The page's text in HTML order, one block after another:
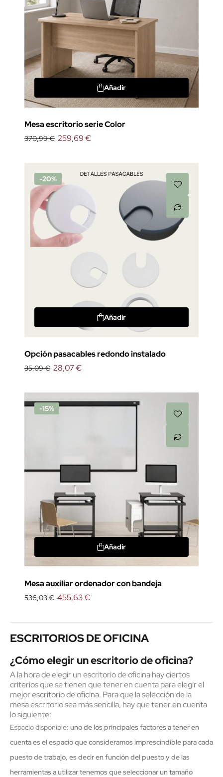
Añadir
Mesa escritorio serie Color
370,99 € 259,69 €
-20%
Añadir
Opción pasacables redondo instalado
35,09 € 28,07 €
-15%
Añadir
Mesa auxiliar ordenador con bandeja
536,03 € 455,63 €
ESCRITORIOS DE OFICINA
¿Cómo elegir un escritorio de oficina?
A la hora de elegir un escritorio de oficina hay ciertos
criterios que se tienen que tener en cuenta para elegir el
mejor escritorio de oficina. Para que la selección de la
mesa escritorio sea más sencilla, hay que tener en cuenta
lo siguiente:
Espacio disponible: uno de los principales factores a tener en
cuenta es el espacio que consideramos imprescindible para cada
puesto de trabajo, es decir en función del puesto y de las
herramientas a utilizar tenemos que seleccionar un tamaño